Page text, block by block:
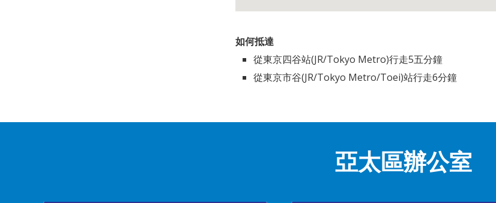
如何抵達
從東京四谷站(JR/Tokyo Metro)行走5五分鐘
從東京市谷(JR/Tokyo Metro/Toei)站行走6分鐘
亞太區辦公室